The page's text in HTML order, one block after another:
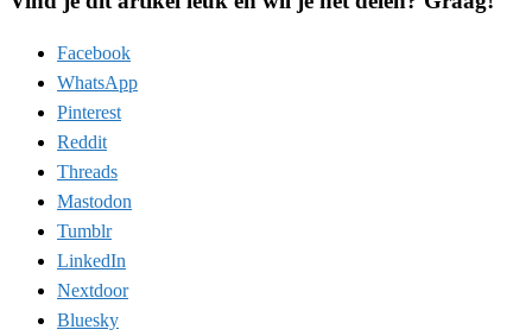
Facebook
WhatsApp
Pinterest
Reddit
Threads
Mastodon
Tumblr
LinkedIn
Nextdoor
Bluesky